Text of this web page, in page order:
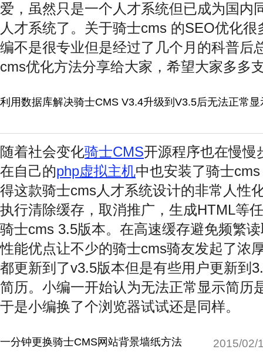
爱，虽然只是一个人才系统但已成为国内
人才系统了。关于骑士cms 的SEO优化
编不是很专业但是经过了几个月的科普后
cms优化方法分享给大家，希望大家多多
利用数据库解决骑士CMS V3.4升级到V3.5后无法正常
随着社会变化骑士CMS开源程序也在慢慢
在自己的php虚拟主机中也安装了骑士
得这款骑士cms人才系统设计的非常人性
执行清除缓存，取消推广，生成HTML等
骑士cms 3.5版本。在高速缓存避免频繁
性能优点让不少的骑士cms骑友发起了浓
都更新到了v3.5版本但是有些用户更新到
简历。小编一开始认为无法正常显示简历
于是小编换了个浏览器试试还是同样。
一分钟更换骑士CMS网站背景墙纸方法 2015/02/